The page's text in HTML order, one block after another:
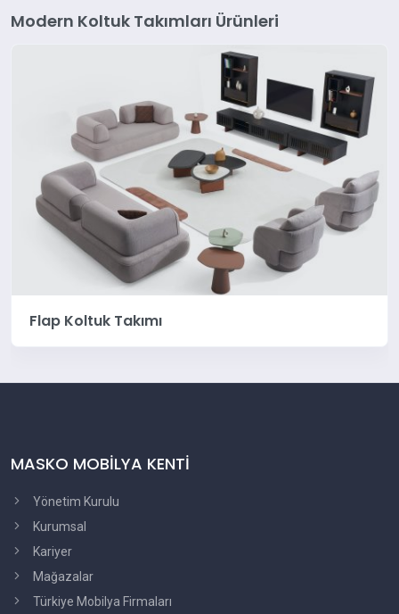
Modern Koltuk Takımları Ürünleri
Flap Koltuk Takımı
MASKO MOBİLYA KENTİ
Yönetim Kurulu
Kurumsal
Kariyer
Mağazalar
Türkiye Mobilya Firmaları